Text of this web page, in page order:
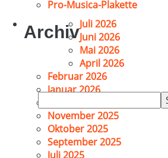
nach:
Pro-Musica-Plakette
ArchivJuli 2026
Juni 2026
Mai 2026
April 2026
Februar 2026
Januar 2026
November 2025
Oktober 2025
September 2025
Juli 2025